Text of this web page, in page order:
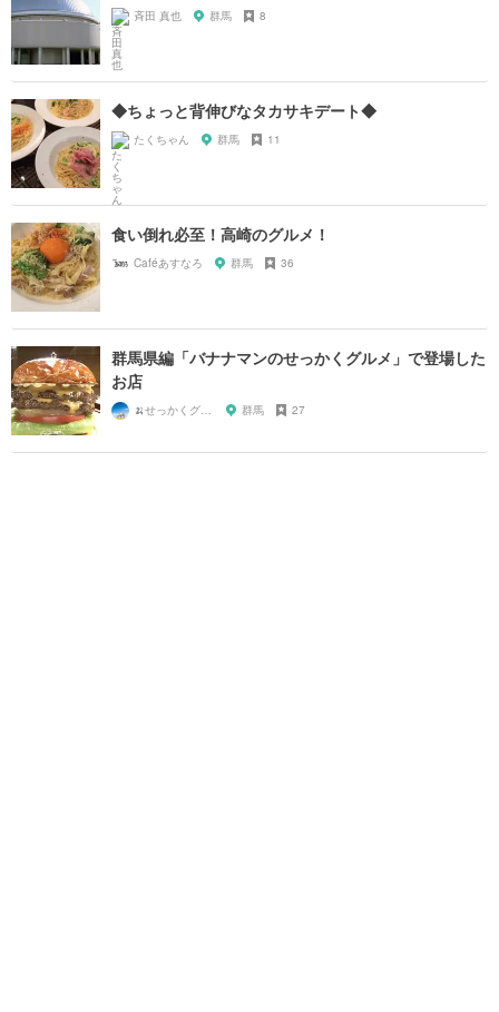
斉田 真也 群馬 8
◆ちょっと背伸びなタカサキデート◆
たくちゃん 群馬 11
食い倒れ必至！高崎のグルメ！
Caféあすなろ 群馬 36
群馬県編「バナナマンのせっかくグルメ」で登場した
お店
🍌せっかくグルメまにあ🍌 群馬 27